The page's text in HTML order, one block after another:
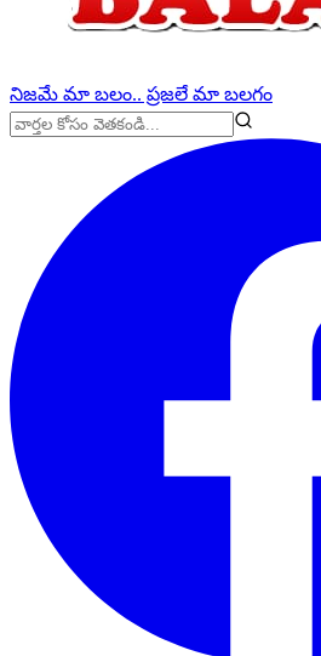
నిజమే మా బలం.. ప్రజలే మా బలగం